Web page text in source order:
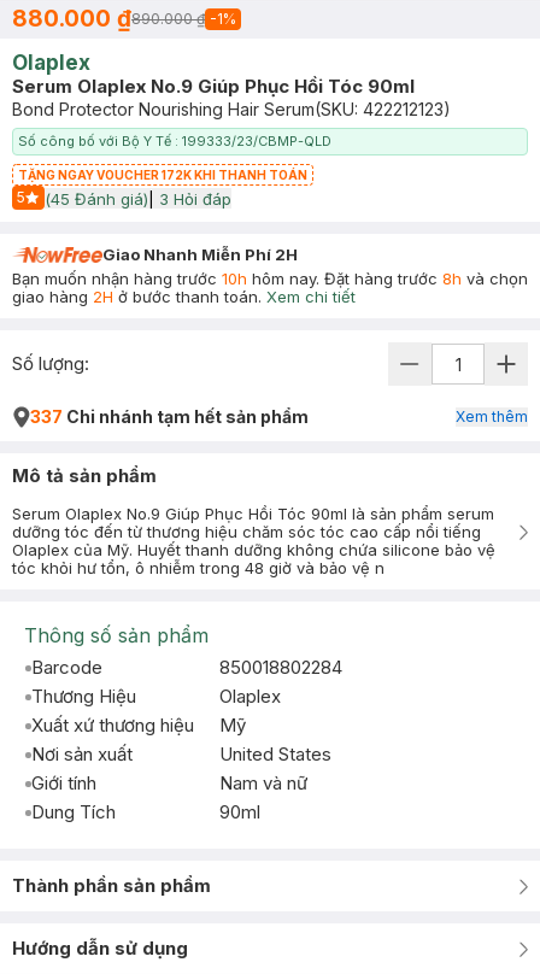
880.000 ₫890.000 ₫ -1%
Olaplex
Serum Olaplex No.9 Giúp Phục Hồi Tóc 90ml
Bond Protector Nourishing Hair Serum(SKU: 422212123)
Số công bố với Bộ Y Tế : 199333/23/CBMP-QLD
TẶNG NGAY VOUCHER 172K KHI THANH TOÁN
5
Start Icon
(45 Đánh giá) 3 Hỏi đáp
Giao Nhanh Miễn Phí 2H
Bạn muốn nhận hàng trước 10h hôm nay. Đặt hàng trước 8h và chọn
giao hàng 2H ở bước thanh toán. Xem chi tiết
Số lượng:
337 Chi nhánh tạm hết sản phẩm Xem thêm
Mô tả sản phẩm
Serum Olaplex No.9 Giúp Phục Hồi Tóc 90ml là sản phẩm serum
dưỡng tóc đến từ thương hiệu chăm sóc tóc cao cấp nổi tiếng
Olaplex của Mỹ. Huyết thanh dưỡng không chứa silicone bảo vệ
tóc khỏi hư tổn, ô nhiễm trong 48 giờ và bảo vệ n
Thông số sản phẩm
Barcode
850018802284
Thương Hiệu
Olaplex
Xuất xứ thương hiệu
Mỹ
Nơi sản xuất
United States
Giới tính
Nam và nữ
Dung Tích
90ml
Thành phần sản phẩm
Hướng dẫn sử dụng